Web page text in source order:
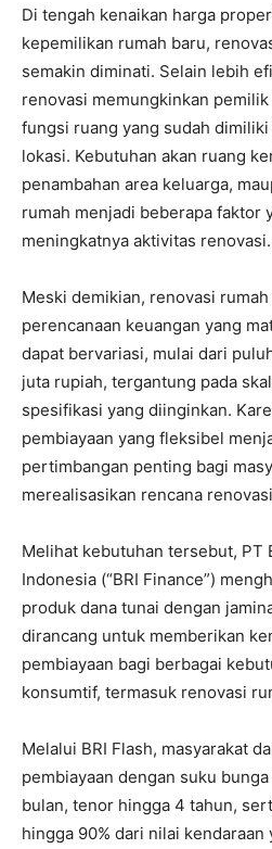
Di tengah kenaikan harga
kepemilikan rumah baru,
semakin diminati. Selain lebih
renovasi memungkinkan
fungsi ruang yang sudah
lokasi. Kebutuhan akan ruang
penambahan area keluarga,
rumah menjadi beberapa faktor
meningkatnya aktivitas renovasi.
Meski demikian, renovasi
perencanaan keuangan yang
dapat bervariasi, mulai dari
juta rupiah, tergantung pada
spesifikasi yang diinginkan.
pembiayaan yang fleksibel
pertimbangan penting bagi
merealisasikan rencana
Melihat kebutuhan tersebut, PT
Indonesia (“BRI Finance”)
produk dana tunai dengan
dirancang untuk memberikan
pembiayaan bagi berbagai
konsumtif, termasuk renovasi
Melalui BRI Flash, masyarakat
pembiayaan dengan suku
bulan, tenor hingga 4 tahun,
hingga 90% dari nilai